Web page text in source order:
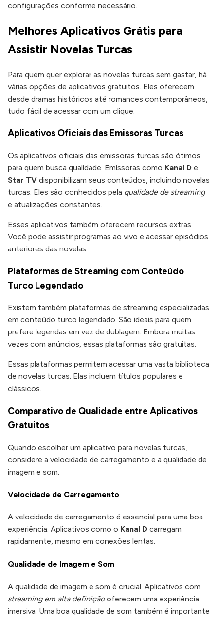
configurações conforme necessário.
Melhores Aplicativos Grátis para
Assistir Novelas Turcas
Para quem quer explorar as novelas turcas sem gastar, há
várias opções de aplicativos gratuitos. Eles oferecem
desde dramas históricos até romances contemporâneos,
tudo fácil de acessar com um clique.
Aplicativos Oficiais das Emissoras Turcas
Os aplicativos oficiais das emissoras turcas são ótimos
para quem busca qualidade. Emissoras como Kanal D e
Star TV disponibilizam seus conteúdos, incluindo novelas
turcas. Eles são conhecidos pela qualidade de streaming
e atualizações constantes.
Esses aplicativos também oferecem recursos extras.
Você pode assistir programas ao vivo e acessar episódios
anteriores das novelas.
Plataformas de Streaming com Conteúdo
Turco Legendado
Existem também plataformas de streaming especializadas
em conteúdo turco legendado. São ideais para quem
prefere legendas em vez de dublagem. Embora muitas
vezes com anúncios, essas plataformas são gratuitas.
Essas plataformas permitem acessar uma vasta biblioteca
de novelas turcas. Elas incluem títulos populares e
clássicos.
Comparativo de Qualidade entre Aplicativos
Gratuitos
Quando escolher um aplicativo para novelas turcas,
considere a velocidade de carregamento e a qualidade de
imagem e som.
Velocidade de Carregamento
A velocidade de carregamento é essencial para uma boa
experiência. Aplicativos como o Kanal D carregam
rapidamente, mesmo em conexões lentas.
Qualidade de Imagem e Som
A qualidade de imagem e som é crucial. Aplicativos com
streaming em alta definiçãooferecem uma experiência
imersiva. Uma boa qualidade de som também é importante